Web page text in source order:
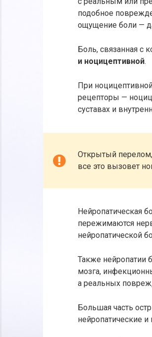
подобное
ощущение боли —
Боль, связанная с
и ноцицептивной.
При
рецепторы —
суставах и
Открытый
все это вызовет
Нейропатическая
пережимаются
нейропатической
Также нейропатии
мозга,
а реальных
Большая часть
нейропатические